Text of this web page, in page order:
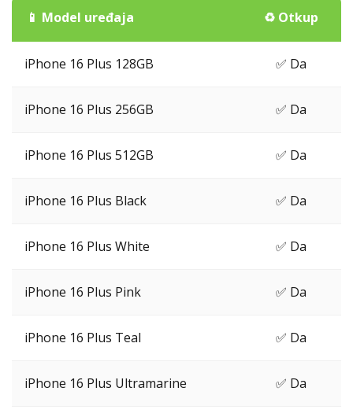
📱 Model uređaja ♻️ Otkup
iPhone 16 Plus 128GB ✅ Da
iPhone 16 Plus 256GB ✅ Da
iPhone 16 Plus 512GB ✅ Da
iPhone 16 Plus Black ✅ Da
iPhone 16 Plus White ✅ Da
iPhone 16 Plus Pink ✅ Da
iPhone 16 Plus Teal ✅ Da
iPhone 16 Plus Ultramarine ✅ Da